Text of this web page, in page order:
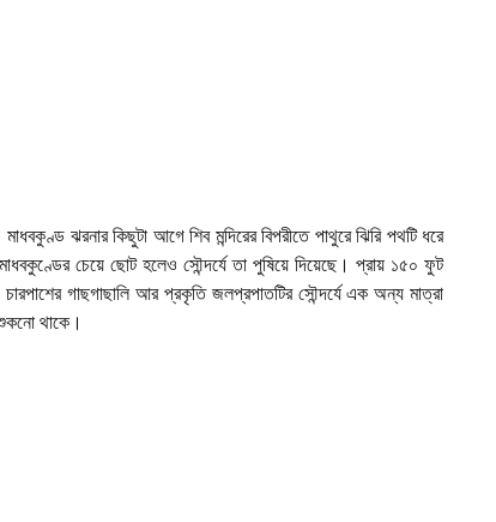
ঝরনার কিছুটা আগে শিব মন্দিরের বিপরীতে পাথুরে ঝিরি পথটি ধরে
চেয়ে ছোট হলেও সৌন্দর্যে তা পুষিয়ে দিয়েছে। প্রায় ১৫০ ফুট
গাছগাছালি আর প্রকৃতি জলপ্রপাতটির সৌন্দর্যে এক অন্য মাত্রা
থাকে।